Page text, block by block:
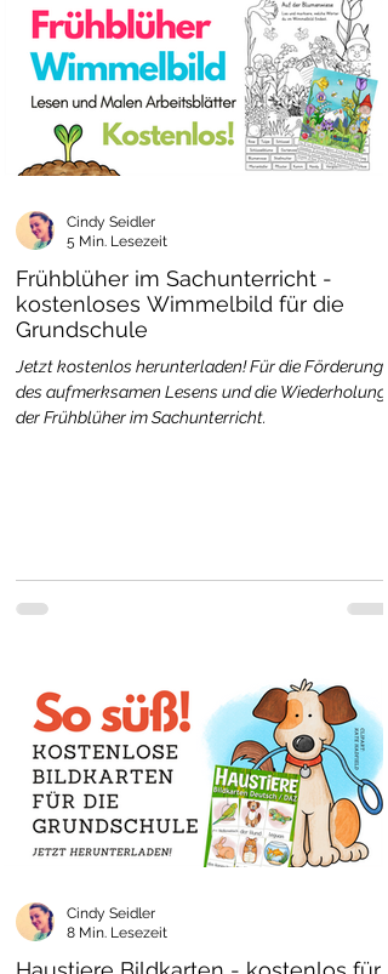
Frühblüher im Sachunterricht -
kostenloses Wimmelbild für die
Grundschule
Jetzt kostenlos herunterladen! Für die Förderung
des aufmerksamen Lesens und die Wiederholung
der Frühblüher im Sachunterricht.
Cindy Seidler
5 Min. Lesezeit
Cindy Seidler
8 Min. Lesezeit